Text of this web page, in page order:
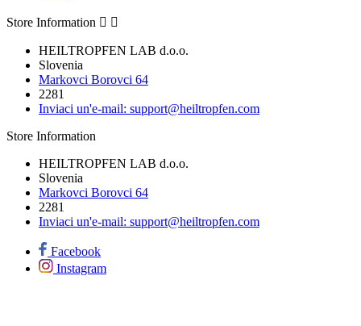
Store Information  
HEILTROPFEN LAB d.o.o.
Slovenia
Markovci Borovci 64
2281
Inviaci un'e-mail: support@heiltropfen.com
Store Information
HEILTROPFEN LAB d.o.o.
Slovenia
Markovci Borovci 64
2281
Inviaci un'e-mail: support@heiltropfen.com
Facebook
Instagram